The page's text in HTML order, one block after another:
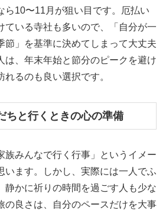
ら10〜11月が狙い目です。厄払い
ている寺社も多いので、「自分が一
節」を基準に決めてしまって大丈夫
は、年末年始と節分のピークを避け
るのも良い選択です。
ちと行くときの心の準備
族みんなで行く行事」というイメー
います。しかし、実際には一人でふ
静かに祈りの時間を過ごす人も少な
の良さは、自分のペースだけを大事